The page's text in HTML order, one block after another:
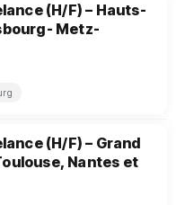
(H/F) – Hauts-
Metz-
(H/F) – Grand
Nantes et